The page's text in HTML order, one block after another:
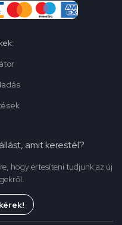
amit kerestél?
hogy értesíteni tudjunk az új